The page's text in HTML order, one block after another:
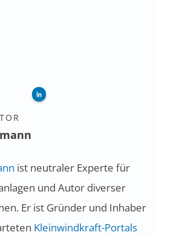
ist neutraler Experte für
und Autor diverser
Er ist Gründer und Inhaber
Kleinwindkraft-Portals